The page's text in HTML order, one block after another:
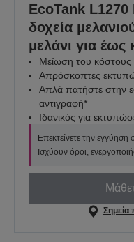
EcoTank
δοχεία
μελάνι για έως
Μείωση του
Απρόσκοπτες
Απλά πατήστε στην
αντιγραφή*
Ιδανικός για
Επεκτείνετε την
Ισχύουν όροι,